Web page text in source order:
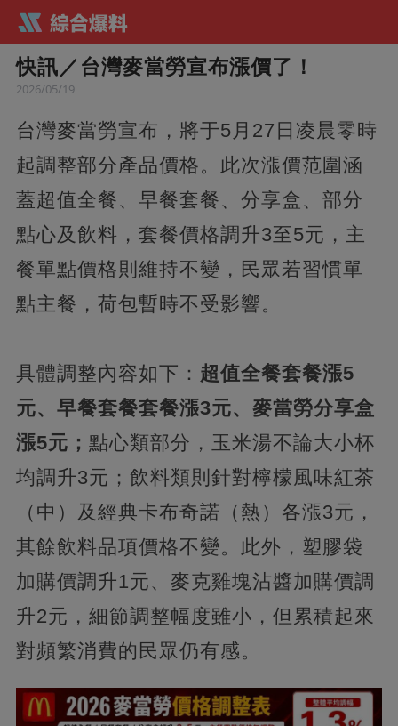
快訊／台灣麥當勞宣布漲價了！
2026/05/19
台灣麥當勞宣布，將于5月27日凌晨零時
起調整部分產品價格。此次漲價范圍涵
蓋超值全餐、早餐套餐、分享盒、部分
點心及飲料，套餐價格調升3至5元，主
餐單點價格則維持不變，民眾若習慣單
點主餐，荷包暫時不受影響。
具體調整內容如下： 超值全餐套餐漲5
元、早餐套餐套餐漲3元、麥當勞分享盒
漲5元； 點心類部分，玉米湯不論大小杯
均調升3元；飲料類則針對檸檬風味紅茶
（中）及經典卡布奇諾（熱）各漲3元，
其餘飲料品項價格不變。此外，塑膠袋
加購價調升1元、麥克雞塊沾醬加購價調
升2元，細節調整幅度雖小，但累積起來
對頻繁消費的民眾仍有感。